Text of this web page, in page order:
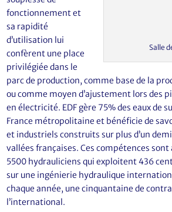
Salle
fonctionnement et
sa rapidité
d’utilisation lui
confèrent une place
privilégiée dans le
parc de production, comme base de la
ou comme moyen d’ajustement lors des
en électricité. EDF gère 75% des eaux de
France métropolitaine et bénéficie de
et industriels construits sur plus d’un
vallées françaises. Ces compétences sont
5500 hydrauliciens qui exploitent 436
sur une ingénierie hydraulique
chaque année, une cinquantaine de
l’international.